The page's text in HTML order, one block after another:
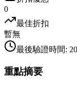
0
最佳折扣
暫無
最後驗證時間:
重點摘要